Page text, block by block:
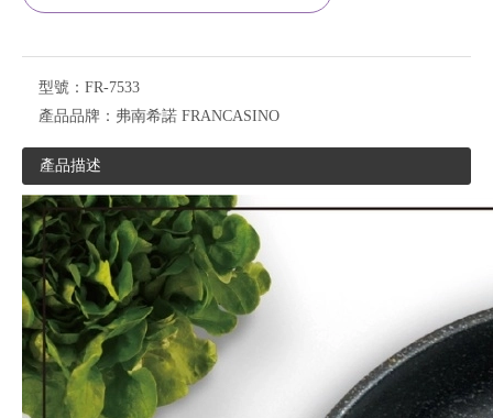
型號： FR-7533
產品品牌： 弗南希諾 FRANCASINO
產品描述